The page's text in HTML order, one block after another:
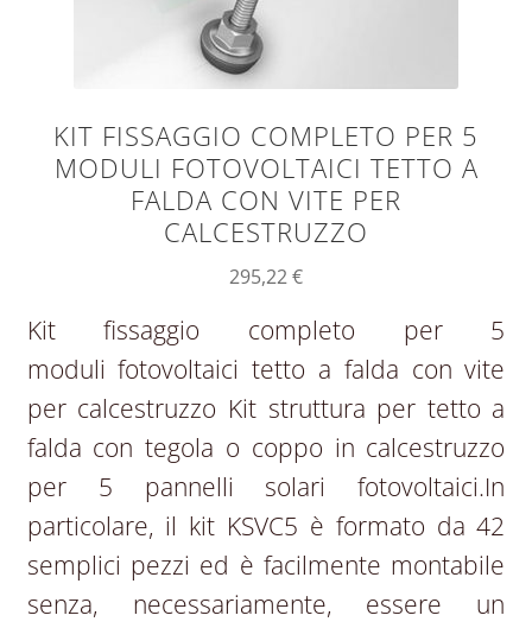
KIT FISSAGGIO COMPLETO PER 5
MODULI FOTOVOLTAICI TETTO A
FALDA CON VITE PER
CALCESTRUZZO
295,22€
Kit fissaggio completo per 5
moduli fotovoltaici tetto a falda con vite
per calcestruzzo Kit struttura per tetto a
falda con tegola o coppo in calcestruzzo
per 5 pannelli solari fotovoltaici.In
particolare, il kit KSVC5 è formato da 42
semplici pezzi ed è facilmente montabile
senza, necessariamente, essere un